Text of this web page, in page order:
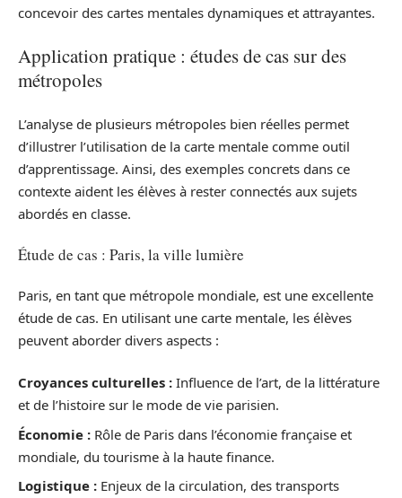
concevoir des cartes mentales dynamiques et attrayantes.
Application pratique : études de cas sur des
métropoles
L’analyse de plusieurs métropoles bien réelles permet
d’illustrer l’utilisation de la carte mentale comme outil
d’apprentissage. Ainsi, des exemples concrets dans ce
contexte aident les élèves à rester connectés aux sujets
abordés en classe.
Étude de cas : Paris, la ville lumière
Paris, en tant que métropole mondiale, est une excellente
étude de cas. En utilisant une carte mentale, les élèves
peuvent aborder divers aspects :
Croyances culturelles : Influence de l’art, de la littérature
et de l’histoire sur le mode de vie parisien.
Économie : Rôle de Paris dans l’économie française et
mondiale, du tourisme à la haute finance.
Logistique : Enjeux de la circulation, des transports